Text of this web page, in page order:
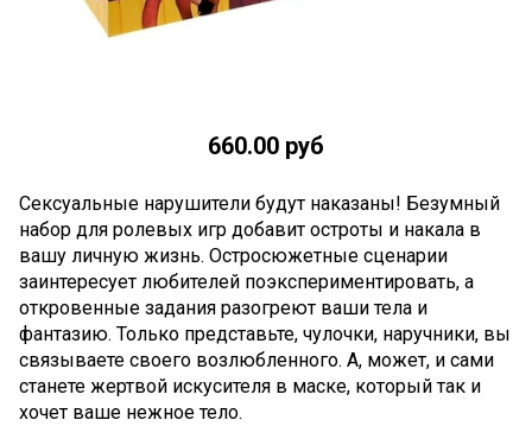
660.00 руб
Сексуальные нарушители будут наказаны! Безумный
набор для ролевых игр добавит остроты и накала в
вашу личную жизнь. Остросюжетные сценарии
заинтересует любителей поэкспериментировать, а
откровенные задания разогреют ваши тела и
фантазию. Только представьте, чулочки, наручники, вы
связываете своего возлюбленного. А, может, и сами
станете жертвой искусителя в маске, который так и
хочет ваше нежное тело.